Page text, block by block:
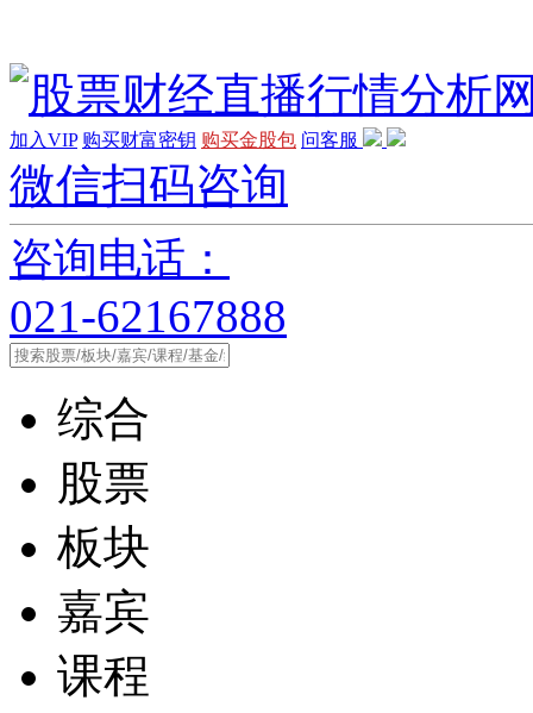
加入VIP 购买财富密钥 购买金股包 问客服
微信扫码咨询
咨询电话：
021-62167888
综合
股票
板块
嘉宾
课程